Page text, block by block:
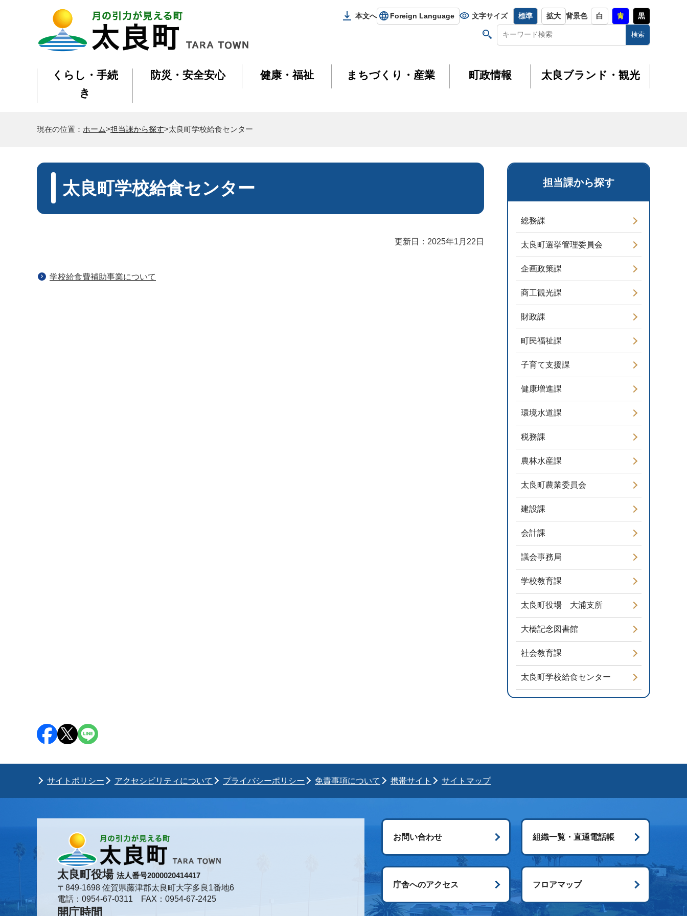
本文へ Foreign Language 文字サイズ 標準 拡大 背景色 白 青 黒
くらし・手続
き
防災・安全安心 健康・福祉 まちづくり・産業 町政情報 太良ブランド・観光
現在の位置： ホーム>担当課から探す>太良町学校給食センター
担当課から探す
総務課
太良町選挙管理委員会
企画政策課
商工観光課
財政課
町民福祉課
子育て支援課
健康増進課
環境水道課
税務課
農林水産課
太良町農業委員会
建設課
会計課
議会事務局
学校教育課
太良町役場 大浦支所
大橋記念図書館
社会教育課
太良町学校給食センター
太良町学校給食センター
更新日：2025年1月22日
学校給食費補助事業について
サイトポリシー アクセシビリティについて プライバシーポリシー 免責事項について 携帯サイト サイトマップ
太良町役場 法人番号2000020414417
〒849-1698 佐賀県藤津郡太良町大字多良1番地6
電話：0954-67-0311 FAX：0954-67-2425
開庁時間
お問い合わせ 組織一覧・直通電話帳
庁舎へのアクセス フロアマップ